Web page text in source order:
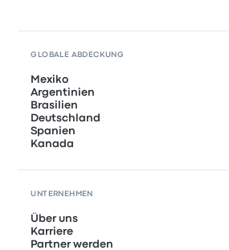
GLOBALE ABDECKUNG
Mexiko
Argentinien
Brasilien
Deutschland
Spanien
Kanada
UNTERNEHMEN
Über uns
Karriere
Partner werden